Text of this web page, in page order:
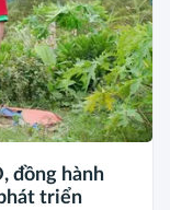
đồng hành
triển